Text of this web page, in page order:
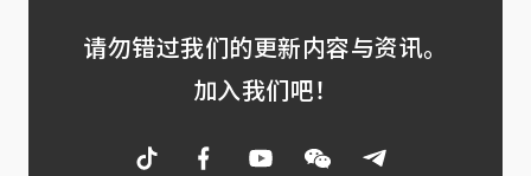
请勿错过我们的更新内容与资讯。
加入我们吧！